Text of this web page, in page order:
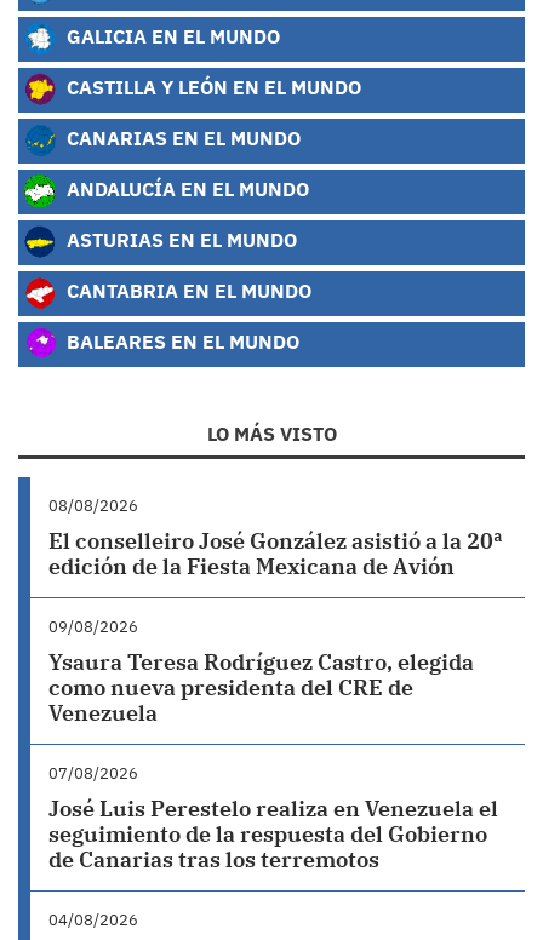
GALICIA EN EL MUNDO
CASTILLA Y LEÓN EN EL MUNDO
CANARIAS EN EL MUNDO
ANDALUCÍA EN EL MUNDO
ASTURIAS EN EL MUNDO
CANTABRIA EN EL MUNDO
BALEARES EN EL MUNDO
LO MÁS VISTO
08/08/2026
El conselleiro José González asistió a la 20ª
edición de la Fiesta Mexicana de Avión
09/08/2026
Ysaura Teresa Rodríguez Castro, elegida
como nueva presidenta del CRE de
Venezuela
07/08/2026
José Luis Perestelo realiza en Venezuela el
seguimiento de la respuesta del Gobierno
de Canarias tras los terremotos
04/08/2026